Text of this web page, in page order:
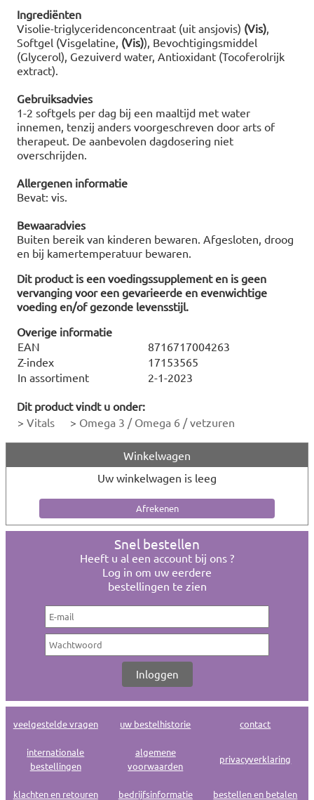
Ingrediënten
Visolie-triglyceridenconcentraat (uit ansjovis) (Vis),
Softgel (Visgelatine, (Vis)), Bevochtigingsmiddel
(Glycerol), Gezuiverd water, Antioxidant (Tocoferolrijk
extract).
Gebruiksadvies
1-2 softgels per dag bij een maaltijd met water
innemen, tenzij anders voorgeschreven door arts of
therapeut. De aanbevolen dagdosering niet
overschrijden.
Allergenen informatie
Bevat: vis.
Bewaaradvies
Buiten bereik van kinderen bewaren. Afgesloten, droog
en bij kamertemperatuur bewaren.
Dit product is een voedingssupplement en is geen
vervanging voor een gevarieerde en evenwichtige
voeding en/of gezonde levensstijl.
Overige informatie
EAN
8716717004263
Z-index
17153565
In assortiment
2-1-2023
Dit product vindt u onder:
> Vitals > Omega 3 / Omega 6 / vetzuren
Winkelwagen
Uw winkelwagen is leeg
Snel bestellen
Heeft u al een account bij ons ?
Log in om uw eerdere
bestellingen te zien
veelgestelde vragen uw bestelhistorie contact
internationale
bestellingen
algemene
voorwaarden
privacyverklaring
klachten en retouren bedrijfsinformatie bestellen en betalen